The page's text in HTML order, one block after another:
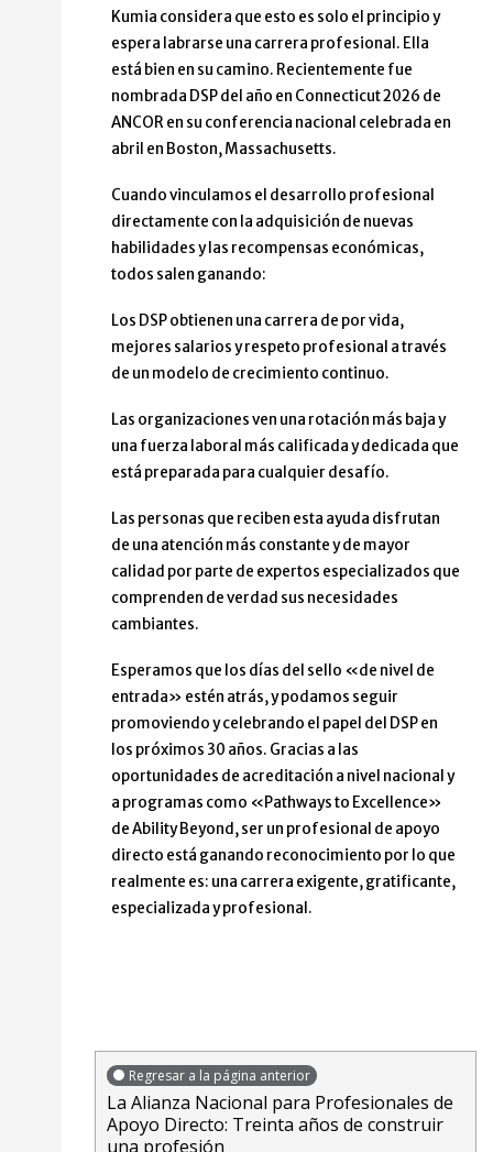
Kumia considera que esto es solo el principio y
espera labrarse una carrera profesional. Ella
está bien en su camino. Recientemente fue
nombrada DSP del año en Connecticut 2026 de
ANCOR en su conferencia nacional celebrada en
abril en Boston, Massachusetts.
Cuando vinculamos el desarrollo profesional
directamente con la adquisición de nuevas
habilidades y las recompensas económicas,
todos salen ganando:
Los DSP obtienen una carrera de por vida,
mejores salarios y respeto profesional a través
de un modelo de crecimiento continuo.
Las organizaciones ven una rotación más baja y
una fuerza laboral más calificada y dedicada que
está preparada para cualquier desafío.
Las personas que reciben esta ayuda disfrutan
de una atención más constante y de mayor
calidad por parte de expertos especializados que
comprenden de verdad sus necesidades
cambiantes.
Esperamos que los días del sello «de nivel de
entrada» estén atrás, y podamos seguir
promoviendo y celebrando el papel del DSP en
los próximos 30 años. Gracias a las
oportunidades de acreditación a nivel nacional y
a programas como «Pathways to Excellence»
de Ability Beyond, ser un profesional de apoyo
directo está ganando reconocimiento por lo que
realmente es: una carrera exigente, gratificante,
especializada y profesional.
Regresar a la página anterior
La Alianza Nacional para Profesionales de
Apoyo Directo: Treinta años de construir
una profesión